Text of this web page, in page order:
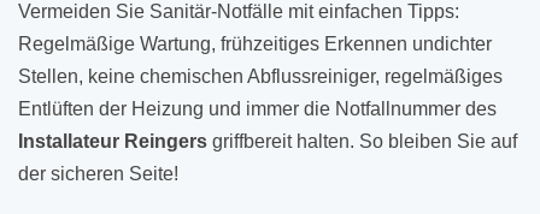
Vermeiden Sie Sanitär-Notfälle mit einfachen Tipps:
Regelmäßige Wartung, frühzeitiges Erkennen undichter
Stellen, keine chemischen Abflussreiniger, regelmäßiges
Entlüften der Heizung und immer die Notfallnummer des
Installateur Reingers griffbereit halten. So bleiben Sie auf
der sicheren Seite!